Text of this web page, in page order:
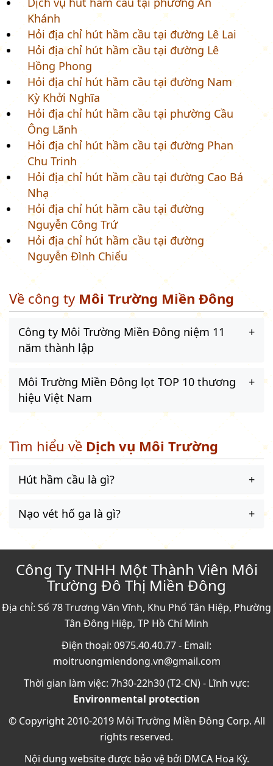
Khánh
Hỏi địa chỉ hút hầm cầu tại đường Lê Lai
Hỏi địa chỉ hút hầm cầu tại đường Lê
Hồng Phong
Hỏi địa chỉ hút hầm cầu tại đường Nam
Kỳ Khởi Nghĩa
Hỏi địa chỉ hút hầm cầu tại phường Cầu
Ông Lãnh
Hỏi địa chỉ hút hầm cầu tại đường Phan
Chu Trinh
Hỏi địa chỉ hút hầm cầu tại đường Cao Bá
Nhạ
Hỏi địa chỉ hút hầm cầu tại đường
Nguyễn Công Trứ
Hỏi địa chỉ hút hầm cầu tại đường
Nguyễn Đình Chiểu
Về công ty Môi Trường Miền Đông
Công ty Môi Trường Miền Đông niệm 11
năm thành lập
Môi Trường Miền Đông lọt TOP 10 thương
hiệu Việt Nam
Tìm hiểu về Dịch vụ Môi Trường
Hút hầm cầu là gì?
Nạo vét hố ga là gì?
Công Ty TNHH Một Thành Viên Môi
Trường Đô Thị Miền Đông
Địa chỉ: Số 78 Trương Văn Vĩnh, Khu Phố Tân Hiệp, Phường
Tân Đông Hiệp, TP Hồ Chí Minh
Điện thoại: 0975.40.40.77 - Email:
moitruongmiendong.vn@gmail.com
Thời gian làm việc: 7h30-22h30 (T2-CN) - Lĩnh vực:
Environmental protection
© Copyright 2010-2019 Môi Trường Miền Đông Corp. All
rights reserved.
Nội dung website được bảo vệ bởi DMCA Hoa Kỳ.